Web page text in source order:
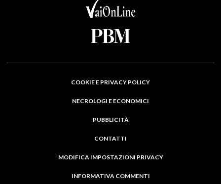
COOKIE E PRIVACY POLICY
NECROLOGI E ECONOMICI
PUBBLICITÀ
CONTATTI
MODIFICA IMPOSTAZIONI PRIVACY
INFORMATIVA COMMENTI